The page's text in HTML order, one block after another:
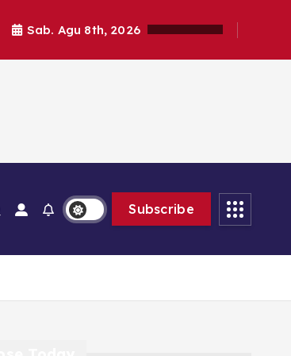
Sab. Agu 8th, 2026
Subscribe